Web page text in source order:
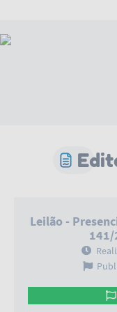
Leilão -
141/